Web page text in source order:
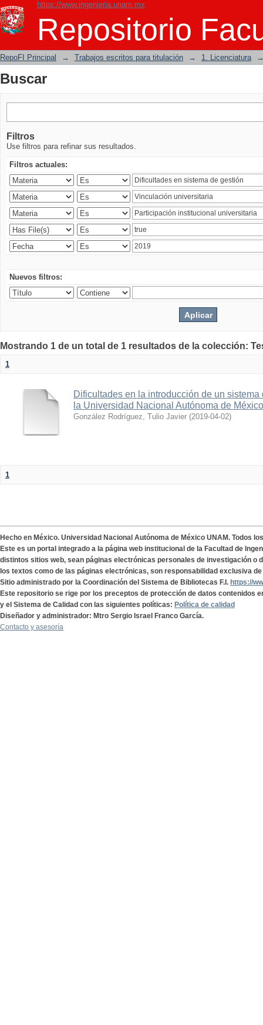
https://www.ingenieria.unam.mx
Repositorio
Buscar
RepoFI Principal → Trabajos escritos para titulación → 1. Licenciatura
Buscar
Filtros
Use filtros para refinar sus resultados.
Filtros actuales:
Nuevos filtros:
Mostrando 1 de un total de 1 resultados de la colección:
1
Dificultades en la introducción de un
la Universidad Nacional Autónoma de
González Rodríguez, Tulio Javier (2019-04-02)
1
Hecho en México. Universidad Nacional Autónoma de México UNAM. Todos
Este es un portal integrado a la página web institucional de la Facultad de
distintos sitios web, sean páginas electrónicas personales de investigación o
los textos como de las páginas electrónicas, son responsabilidad exclusiva
Sitio administrado por la Coordinación del Sistema de Bibliotecas F.I. https://
Este repositorio se rige por los preceptos de protección de datos contenidos
y el Sistema de Calidad con las siguientes políticas: Política de calidad
Diseñador y administrador: Mtro Sergio Israel Franco García.
Contacto y asesoría